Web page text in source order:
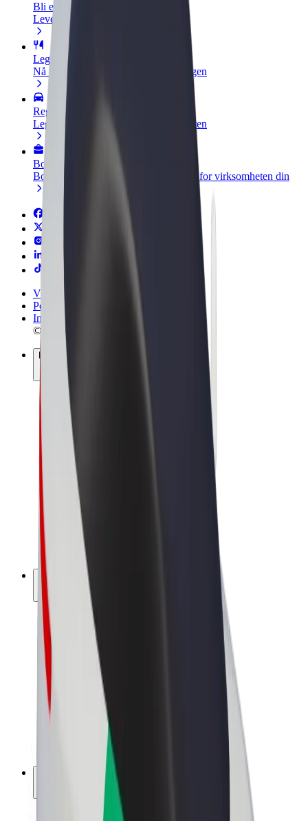
Bli et leveringsbud
Lever mat og få betalt ukentlig
Legg til en restaurant eller butikk
Nå ut til flere kunder og øk inntjeningen
Registrer deg som flåteeier
Legg til flåten din i Bolt og øk inntekten
Bolt for Business
Bolt-produkter og tjenester oppskalert for virksomheten din
Vilkår og betingelser
Personvern
Informasjonskapsler
© 2026 Bolt Technology OÜ
Produkter
Turer
Sparkesykler
Bolt Market
Bolt Food
Bolt Drive
Bolt for Business
El-sykler
Bolt Pluss
Tjen med Bolt
Sjåfører
Sjåførinntekter
Leveringsbud
Inntekter for leveringsbud
Bolt Food-partnere